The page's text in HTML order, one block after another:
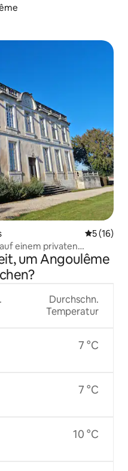
5 (16)
einem privaten
um Angoulême
Durchschn.
Temperatur
7 °C
7 °C
10 °C